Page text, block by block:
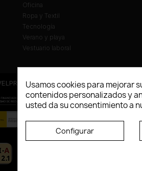
Oficina
Ropa y Textil
Tecnología
Verano y playa
Vestuario laboral
- 2026
La página dispone de código accesible
Usamos cookies para mejorar
contenidos personalizados y
usted da su consentimiento a
Configurar